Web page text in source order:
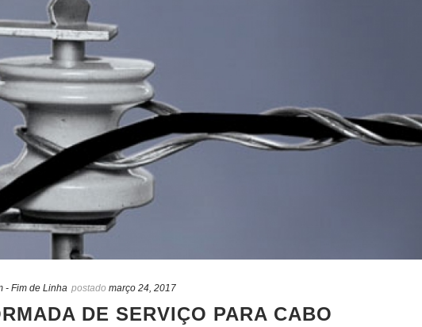
- Fim de Linha postado março 24, 2017
DE SERVIÇO PARA CABO